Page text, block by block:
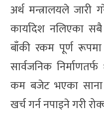
अर्थ मन्त्रालयले जारी
कार्यादेश नलिएका
बाँकी रकम पूर्ण
सार्वजनिक
कम बजेट भएका
खर्च गर्न नपाइने गरी